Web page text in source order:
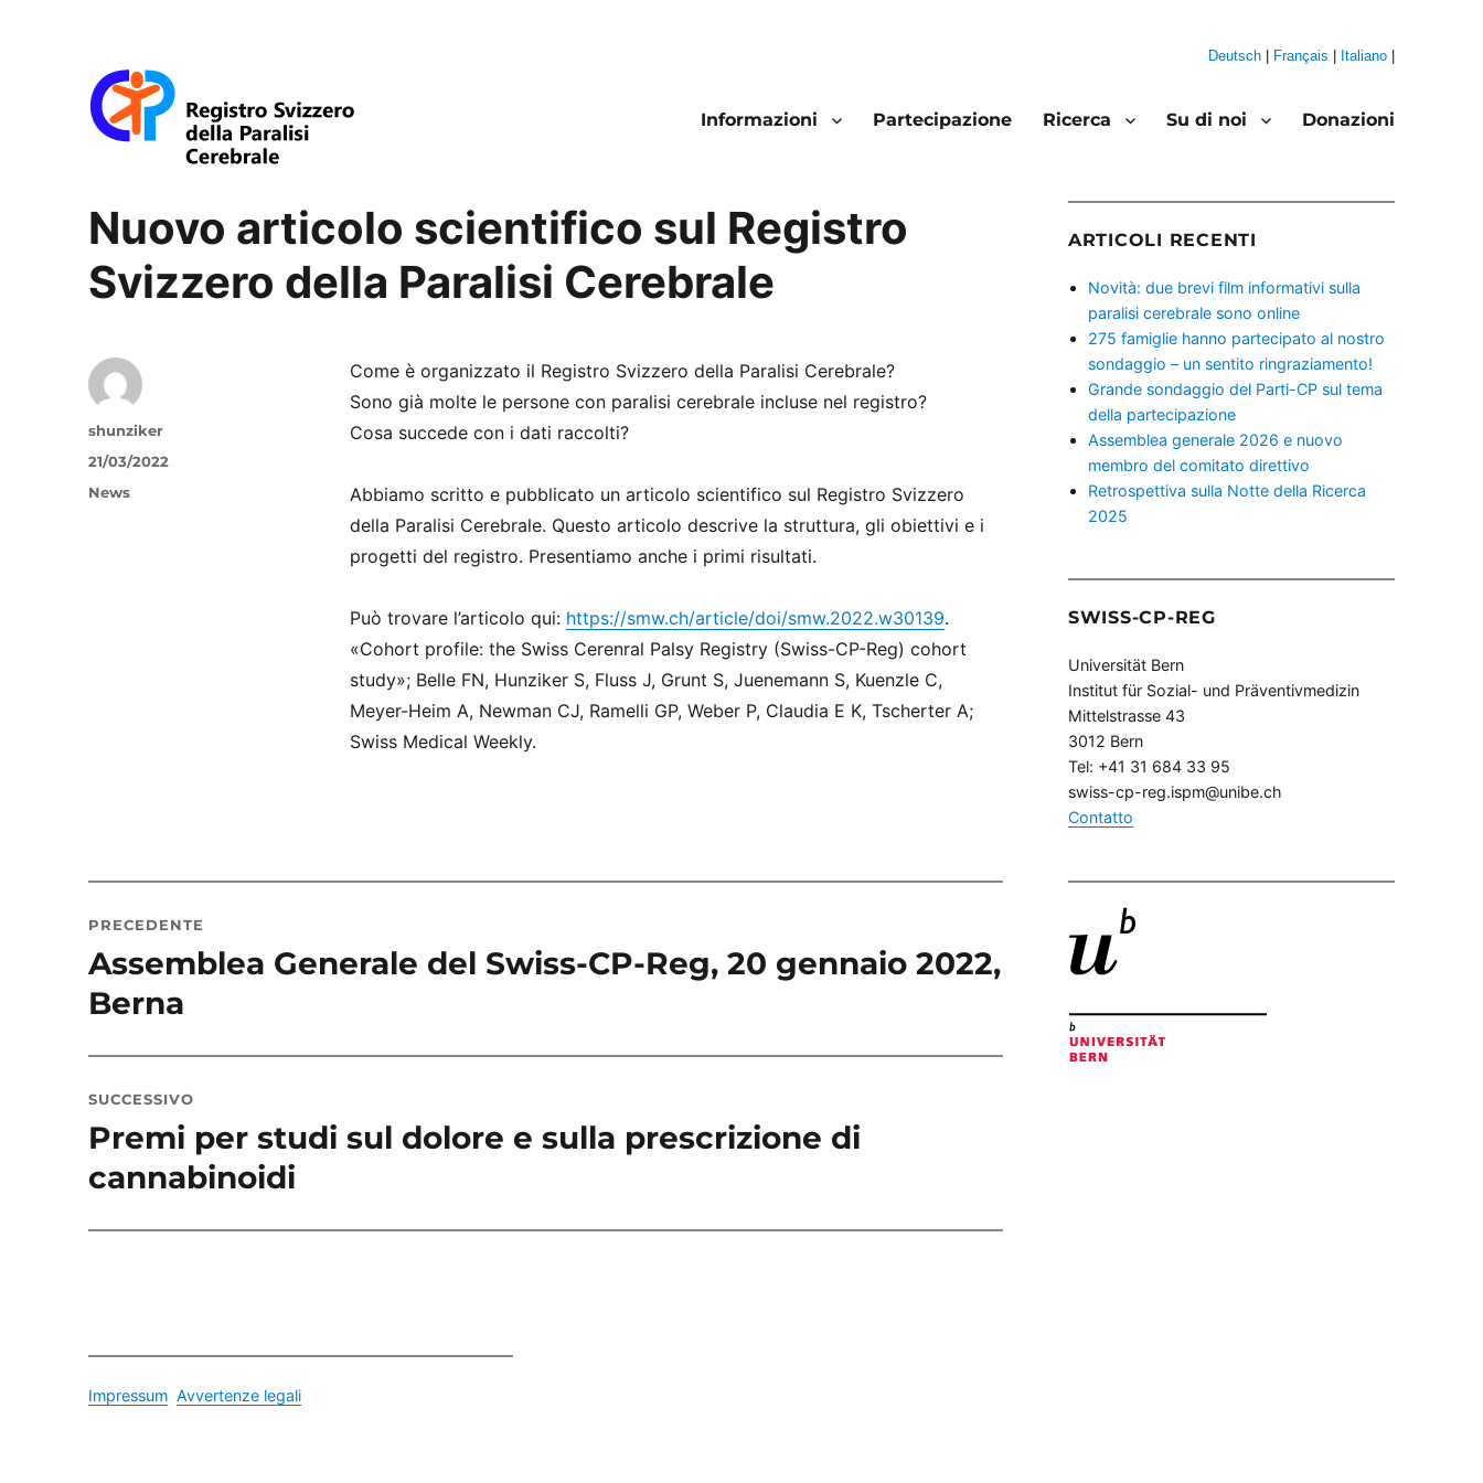
Deutsch| Français Italiano|
Swiss-CP-Reg
Informazioni Partecipazione Ricerca Su di noi Donazioni
Nuovo articolo scientifico sul Registro
Svizzero della Paralisi Cerebrale
Come è organizzato il Registro Svizzero della Paralisi Cerebrale?
Sono già molte le persone con paralisi cerebrale incluse nel registro?
Cosa succede con i dati raccolti?
Abbiamo scritto e pubblicato un articolo scientifico sul Registro Svizzero
della Paralisi Cerebrale. Questo articolo descrive la struttura, gli obiettivi e i
progetti del registro. Presentiamo anche i primi risultati.
Può trovare l’articolo qui: https://smw.ch/article/doi/smw.2022.w30139.
«Cohort profile: the Swiss Cerenral Palsy Registry (Swiss-CP-Reg) cohort
study»; Belle FN, Hunziker S, Fluss J, Grunt S, Juenemann S, Kuenzle C,
Meyer-Heim A, Newman CJ, Ramelli GP, Weber P, Claudia E K, Tscherter A;
Swiss Medical Weekly.
Autore
shunziker
Pubblicato
21/03/2022
Categorie
News
articoli
PRECEDENTE
Articolo
precedente:
Assemblea Generale del Swiss-CP-Reg, 20 gennaio 2022,
Berna
SUCCESSIVO
Articolo
successivo:
Premi per studi sul dolore e sulla prescrizione di
cannabinoidi
Impressum Avvertenze legali
ARTICOLI RECENTI
Novità: due brevi film informativi sulla
paralisi cerebrale sono online
275 famiglie hanno partecipato al nostro
sondaggio – un sentito ringraziamento!
Grande sondaggio del Parti-CP sul tema
della partecipazione
Assemblea generale 2026 e nuovo
membro del comitato direttivo
Retrospettiva sulla Notte della Ricerca
2025
SWISS-CP-REG
Universität Bern
Institut für Sozial- und Präventivmedizin
Mittelstrasse 43
3012 Bern
Tel: +41 31 684 33 95
swiss-cp-reg.ispm@unibe.ch
Contatto